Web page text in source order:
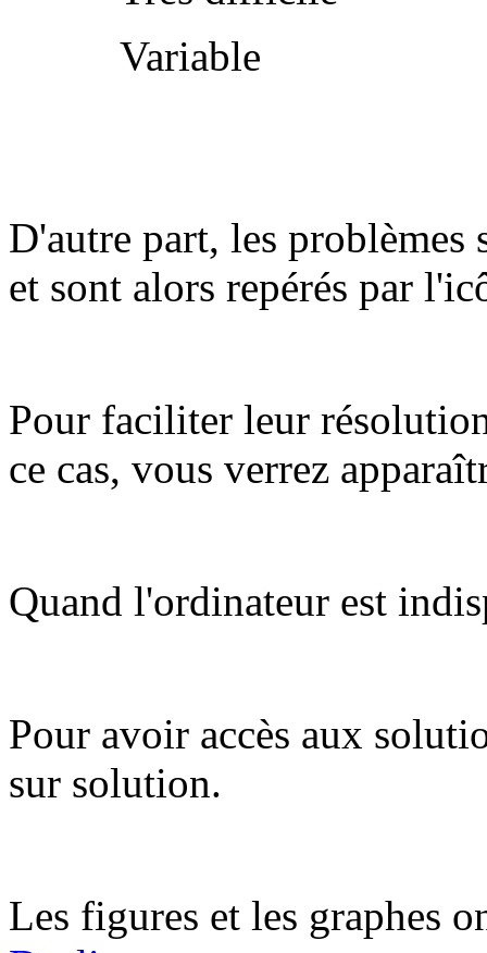
Variable
D'autre part, les problèmes
et sont alors repérés par
Pour faciliter leur
ce cas, vous verrez
Quand l'ordinateur est
Pour avoir accès aux
sur solution.
Les figures et les graphes